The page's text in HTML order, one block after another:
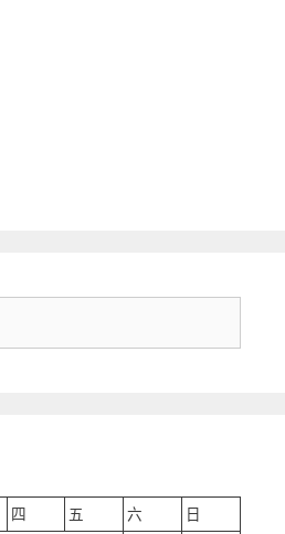
四 五 六
日